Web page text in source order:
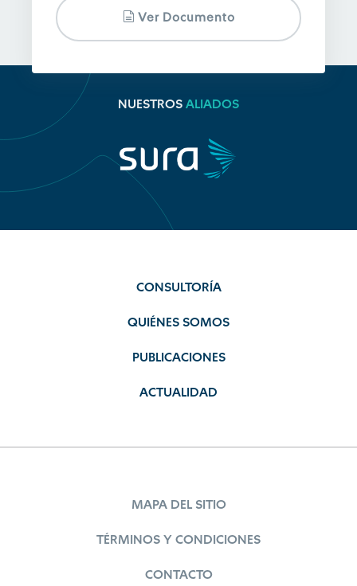
Ver Documento
NUESTROS ALIADOS
CONSULTORÍA
QUIÉNES SOMOS
PUBLICACIONES
ACTUALIDAD
MAPA DEL SITIO
TÉRMINOS Y CONDICIONES
CONTACTO